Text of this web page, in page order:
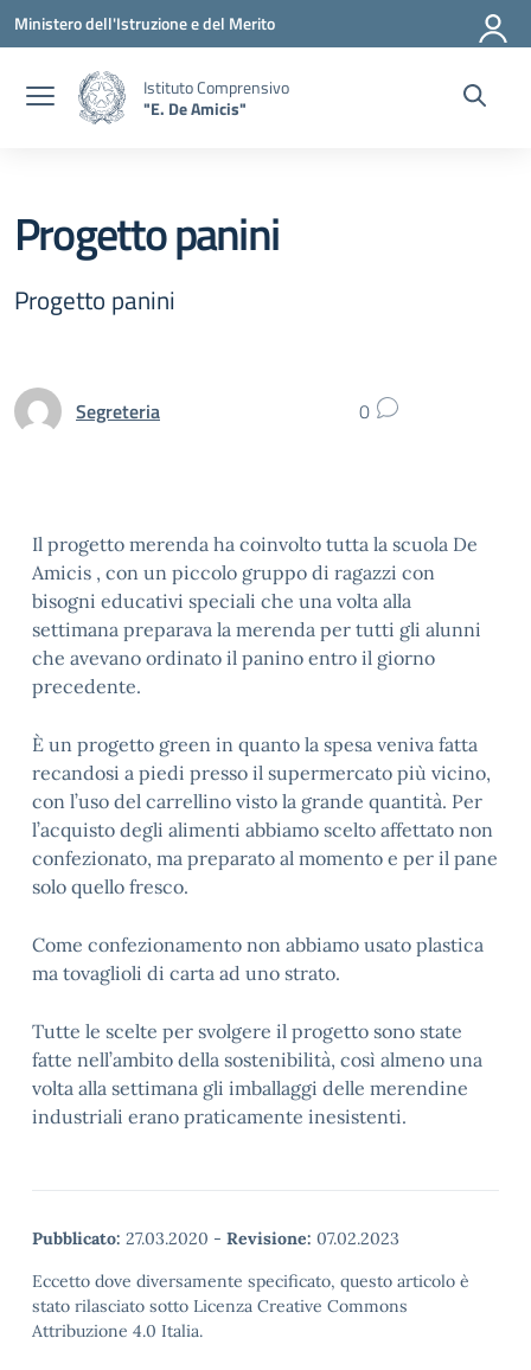
Vai ai contenuti
Vai al menu di navigazione
Vai al footer
Ministero dell'Istruzione e del Merito
Istituto Comprensivo
"E. De Amicis"
Progetto panini
Progetto panini
Segreteria 0
Il progetto merenda ha coinvolto tutta la scuola De
Amicis , con un piccolo gruppo di ragazzi con
bisogni educativi speciali che una volta alla
settimana preparava la merenda per tutti gli alunni
che avevano ordinato il panino entro il giorno
precedente.
È un progetto green in quanto la spesa veniva fatta
recandosi a piedi presso il supermercato più vicino,
con l’uso del carrellino visto la grande quantità. Per
l’acquisto degli alimenti abbiamo scelto affettato non
confezionato, ma preparato al momento e per il pane
solo quello fresco.
Come confezionamento non abbiamo usato plastica
ma tovaglioli di carta ad uno strato.
Tutte le scelte per svolgere il progetto sono state
fatte nell’ambito della sostenibilità, così almeno una
volta alla settimana gli imballaggi delle merendine
industriali erano praticamente inesistenti.
Pubblicato: 27.03.2020 - Revisione: 07.02.2023
Eccetto dove diversamente specificato, questo articolo è
stato rilasciato sotto Licenza Creative Commons
Attribuzione 4.0 Italia.